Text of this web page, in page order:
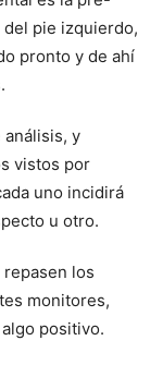
pie izquierdo,
pronto y de ahí
análisis, y
vistos por
uno incidirá
u otro.
los
monitores,
positivo.